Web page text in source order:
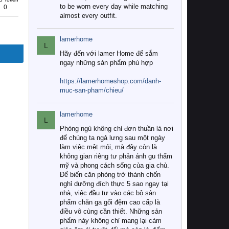
0
to be worn every day while matching
almost every outfit.
L
lamerhome
Hãy đến với lamer Home để sắm
ngay những sản phẩm phù hợp
https://lamerhomeshop.com/danh-
muc-san-pham/chieu/
L
lamerhome
Phòng ngủ không chỉ đơn thuần là nơi
để chúng ta ngả lưng sau một ngày
làm việc mệt mỏi, mà đây còn là
không gian riêng tư phản ánh gu thẩm
mỹ và phong cách sống của gia chủ.
Để biến căn phòng trở thành chốn
nghỉ dưỡng đích thực 5 sao ngay tại
nhà, việc đầu tư vào các bộ sản
phẩm chăn ga gối đệm cao cấp là
điều vô cùng cần thiết. Những sản
phẩm này không chỉ mang lại cảm